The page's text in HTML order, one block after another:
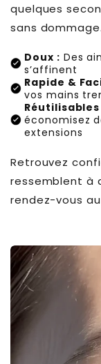
quelques
sans dommage.
Doux : Des
s’affinent
Rapide &
vos mains
Réutilisables
économisez
extensions
Retrouvez
ressemblent à
rendez-vous